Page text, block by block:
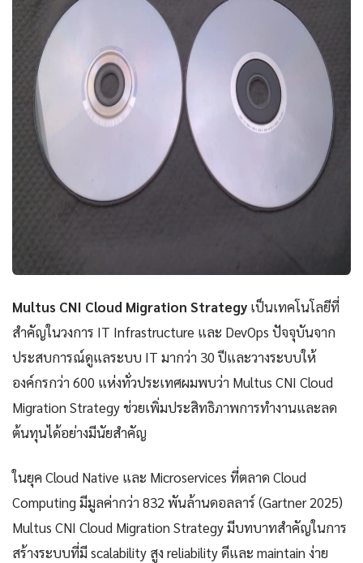
Multus CNI Cloud Migration Strategy เป็นเทคโนโลยีที่
สำคัญในวงการ IT Infrastructure และ DevOps ปัจจุบันจาก
ประสบการณ์ดูแลระบบ IT มากว่า 30 ปีและวางระบบให้
องค์กรกว่า 600 แห่งทั่วประเทศผมพบว่า Multus CNI Cloud
Migration Strategy ช่วยเพิ่มประสิทธิภาพการทำงานและลด
ต้นทุนได้อย่างมีนัยสำคัญ
ในยุค Cloud Native และ Microservices ที่ตลาด Cloud
Computing มีมูลค่ากว่า 832 พันล้านดอลลาร์ (Gartner 2025)
Multus CNI Cloud Migration Strategy มีบทบาทสำคัญในการ
สร้างระบบที่มี scalability สูง reliability ดีและ maintain ง่าย